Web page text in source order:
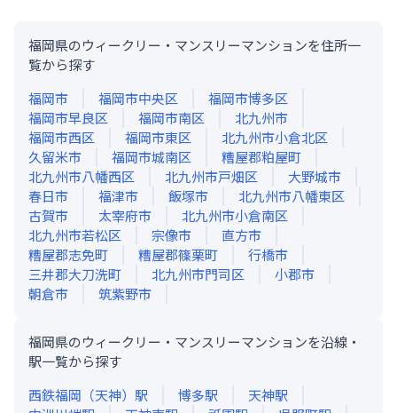
福岡県のウィークリー・マンスリーマンションを住所一
覧から探す
福岡市
福岡市中央区
福岡市博多区
福岡市早良区
福岡市南区
北九州市
福岡市西区
福岡市東区
北九州市小倉北区
久留米市
福岡市城南区
糟屋郡粕屋町
北九州市八幡西区
北九州市戸畑区
大野城市
春日市
福津市 飯塚市
北九州市八幡東区
古賀市
太宰府市
北九州市小倉南区
北九州市若松区
宗像市
直方市
糟屋郡志免町
糟屋郡篠栗町
行橋市
三井郡大刀洗町
北九州市門司区
小郡市
朝倉市
筑紫野市
福岡県のウィークリー・マンスリーマンションを沿線・
駅一覧から探す
西鉄福岡（天神） 駅 博多駅 天神駅